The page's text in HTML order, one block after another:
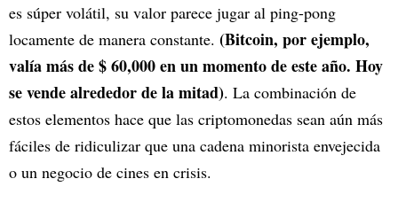
es súper volátil, su valor parece jugar al ping-pong
locamente de manera constante. (Bitcoin, por ejemplo,
valía más de $ 60,000 en un momento de este año. Hoy
se vende alrededor de la mitad). La combinación de
estos elementos hace que las criptomonedas sean aún más
fáciles de ridiculizar que una cadena minorista envejecida
o un negocio de cines en crisis.